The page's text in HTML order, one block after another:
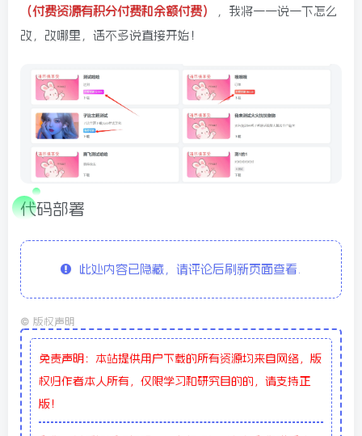
（付费资源有积分付费和余额付费）
，我将一一说一下怎么
改，改哪里，话不多说直接开始！
代码部署
此处内容已隐藏，请评论后刷新页面查看.
© 版权声明
免责声明：本站提供用户下载的所有资源均来自网络，版
权归作者本人所有，仅限学习和研究目的的，请支持正
版！